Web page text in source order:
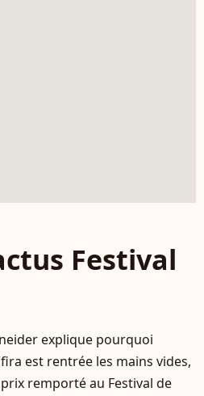
Festival
explique pourquoi
est rentrée les mains vides,
remporté au Festival de